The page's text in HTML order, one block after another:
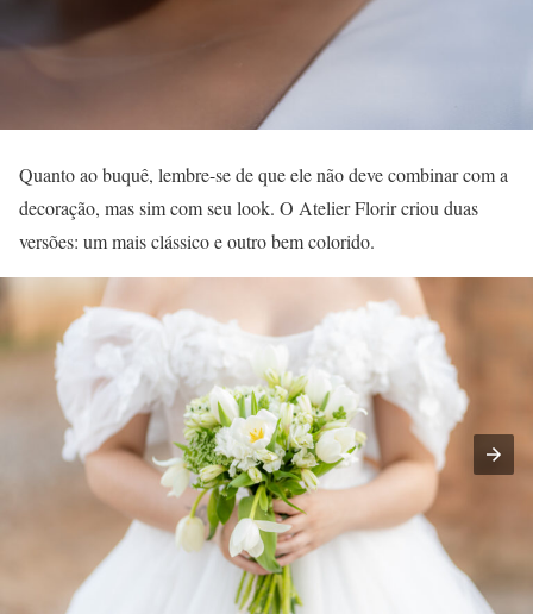
Quanto ao buquê, lembre-se de que ele não deve combinar com a
decoração, mas sim com seu look. O Atelier Florir criou duas
versões: um mais clássico e outro bem colorido.